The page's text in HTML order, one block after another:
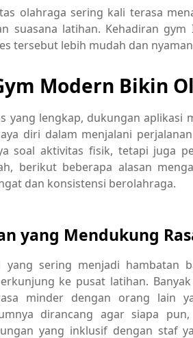
olahraga sering kali terasa
suasana latihan. Kehadiran
tersebut lebih mudah dan
Modern Bikin
yang lengkap, dukungan aplikasi
diri dalam menjalani
soal aktivitas fisik, tetapi juga
berikut beberapa alasan
dan konsistensi berolahraga.
yang Mendukung
yang sering menjadi hambatan
ke pusat latihan.
minder dengan orang lain
dirancang agar siapa
yang inklusif dengan staf